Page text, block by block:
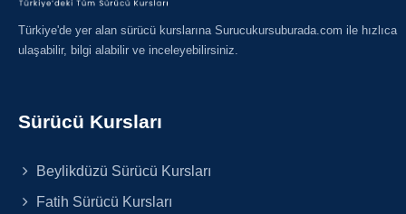
Türkiye'de yer alan sürücü kurslarına Surucukursuburada.com ile hızlıca
ulaşabilir, bilgi alabilir ve inceleyebilirsiniz.
Sürücü Kursları
Beylikdüzü Sürücü Kursları
Fatih Sürücü Kursları